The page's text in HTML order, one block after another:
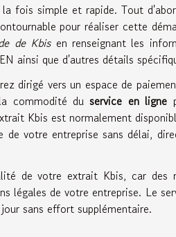
fois simple et rapide. Tout
pour réaliser cette
de Kbisen renseignant les
ainsi que d'autres détails
dirigé vers un espace de
commodité duservice en ligne
Kbis est normalement
votre entreprise sans délai,
de votre extrait Kbis, car des
légales de votre entreprise. Le
sans effort supplémentaire.